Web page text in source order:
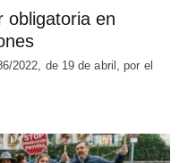
obligatoria en
2022, de 19 de abril, por el